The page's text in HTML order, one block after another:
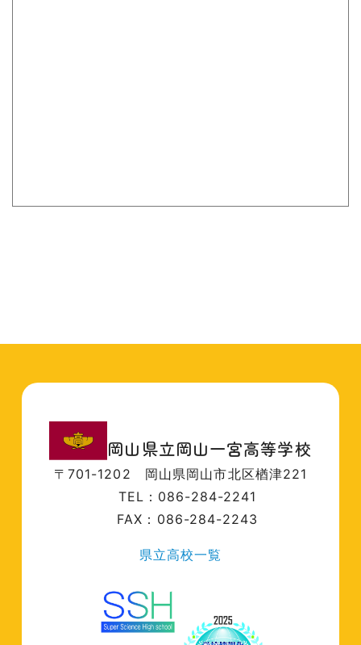
岡山県立岡山一宮高等学校
〒701-1202 岡山県岡山市北区楢津221
TEL：086-284-2241
FAX：086-284-2243
県立高校一覧